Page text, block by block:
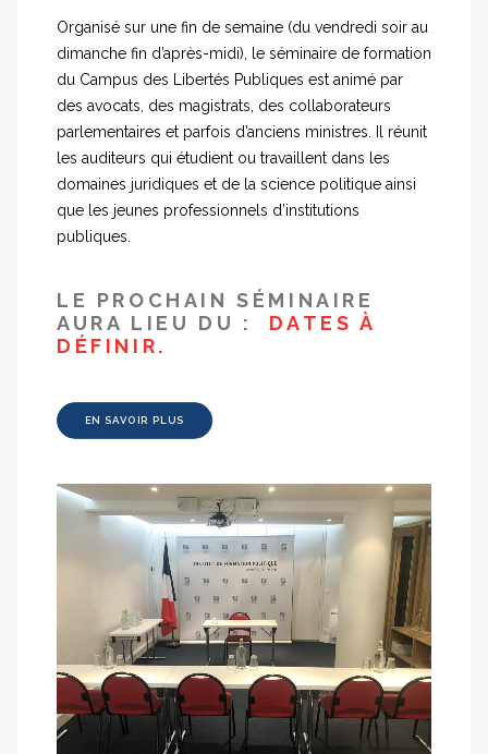
Organisé sur une fin de semaine (du vendredi soir au
dimanche fin d’après-midi), le séminaire de formation
du Campus des Libertés Publiques est animé par
des avocats, des magistrats, des collaborateurs
parlementaires et parfois d’anciens ministres. Il réunit
les auditeurs qui étudient ou travaillent dans les
domaines juridiques et de la science politique ainsi
que les jeunes professionnels d’institutions
publiques.
LE PROCHAIN SÉMINAIRE
AURA LIEU DU : DATES À
DÉFINIR.
EN SAVOIR PLUS